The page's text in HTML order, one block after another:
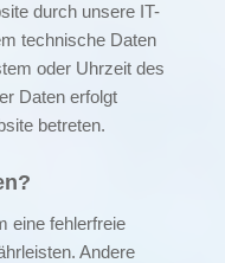
durch unsere IT-
technische Daten
oder Uhrzeit des
Daten erfolgt
betreten.
eine fehlerfreie
Andere